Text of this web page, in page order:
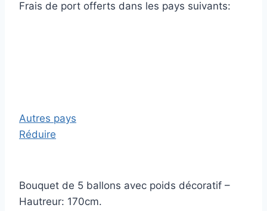
Frais de port offerts dans les pays suivants:
Autres pays
Réduire
Bouquet de 5 ballons avec poids décoratif –
Hautreur: 170cm.